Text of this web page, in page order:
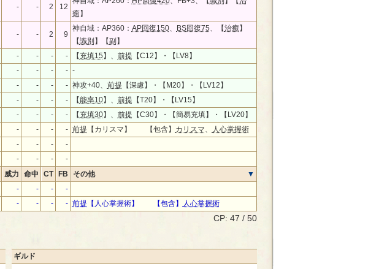
- - 2 12
癒】
- - 2 9
神自域：AP360： AP回復150、 BS回復75、【治癒】
【識別 】【副 】
- - - - 【 充填15 】、 前提 【C12】・【LV8】
- - - - -
- - - - 神攻+40、 前提 【深慮】・【M20】・【LV12】
- - - - 【能率10】、 前提 【T20】・【LV15】
- - - - 【 充填30】、 前提 【C30】・【簡易充填】・【LV20】
- - - - 前提 【カリスマ】 【包含】 カリスマ、
人心掌握術
- - -
-
- - -
-
威力 命中 CT FB
その他
- - -
-
- - - - 前提 【人心掌握術】 【包含】
人心掌握術
CP: 47 / 50
ギルド